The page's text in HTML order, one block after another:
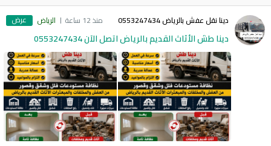
دينا نقل عفش بالرياض 0553247434 منذ 12 ساعة الرياض عرض
دينا طش الأثاث القديم بالرياض اتصل الآن 0553247434